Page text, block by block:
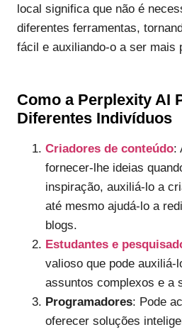
local significa que não é
diferentes ferramentas,
fácil e auxiliando-o a ser mais
Como a Perplexity AI
Diferentes Indivíduos
Criadores de conteúdo:
fornecer-lhe ideias
inspiração, auxiliá-lo a
até mesmo ajudá-lo a
blogs.
Estudantes e
valioso que pode auxiliá-
assuntos complexos e a
Programadores: Pode
oferecer soluções